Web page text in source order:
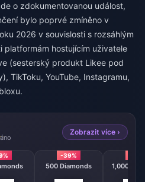
o zdokumentovanou událost,
bylo poprvé zmíněno v
2026 v souvislosti s rozsáhlým
platformám hostujícím uživatele
(sesterský produkt Likee pod
TikToku, YouTube, Instagramu,
Zobrazit více ›
-39%
500 Diamonds 1,000